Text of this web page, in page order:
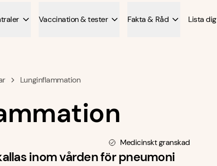
Vaccination & tester Fakta & Råd Lista dig
Lunginflammation
Medicinskt granskad
inom vården för pneumoni